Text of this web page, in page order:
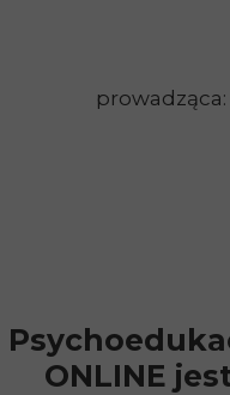
ONLINE